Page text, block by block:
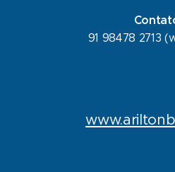
91 98478 2713